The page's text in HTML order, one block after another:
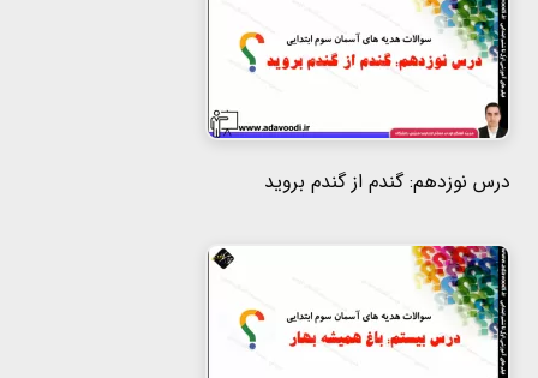
درس نوزدهم: گندم از گندم بروید